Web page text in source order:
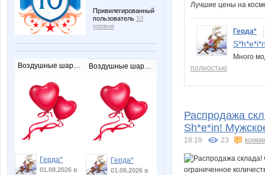
Привилегированный
пользователь 10
уровня
Воздушные шарики
Герда*
01.08.2026 в
Воздушные шарики
Герда*
01.08.2026 в
Лучшие цены на
Герда*
Много
полностью
Распродажа
Sh*e*in!
18:19 23